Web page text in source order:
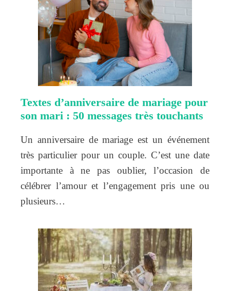
Textes d’anniversaire de mariage pour
son mari : 50 messages très touchants
Un anniversaire de mariage est un événement
très particulier pour un couple. C’est une date
importante à ne pas oublier, l’occasion de
célébrer l’amour et l’engagement pris une ou
plusieurs…